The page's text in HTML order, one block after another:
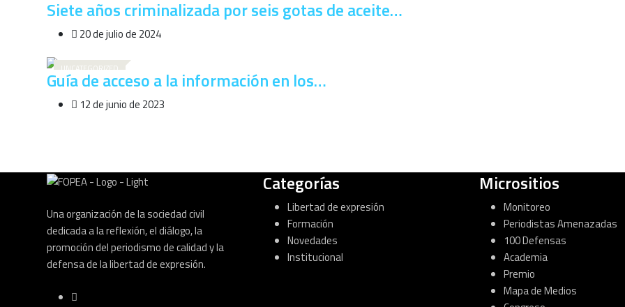
Siete años criminalizada por seis gotas de aceite…
20 de julio de 2024
UNCATEGORIZED
Guía de acceso a la información en los…
12 de junio de 2023
Una organización de la sociedad civil
dedicada a la reflexión, el diálogo, la
promoción del periodismo de calidad y la
defensa de la libertad de expresión.
Categorías
Libertad de expresión
Formación
Novedades
Institucional
Micrositios
Monitoreo
Periodistas Amenazadas
100 Defensas
Academia
Premio
Mapa de Medios